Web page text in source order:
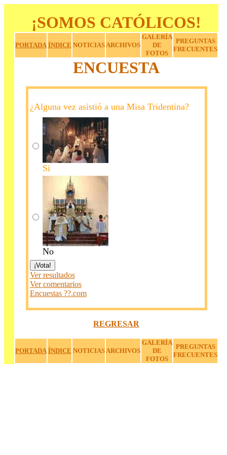
¡SOMOS CATÓLICOS!
PORTADA ÍNDICE NOTICIASARCHIVOS
GALERÍA
DE
FOTOS
PREGUNTAS
FRECUENTES
ENCUESTA
¿Alguna vez asistió a una Misa Tridentina?
Si
No
Ver resultados
Ver comentarios
Encuestas ??.com
REGRESAR
PORTADA ÍNDICE NOTICIASARCHIVOS
GALERÍA
DE
FOTOS
PREGUNTAS
FRECUENTES